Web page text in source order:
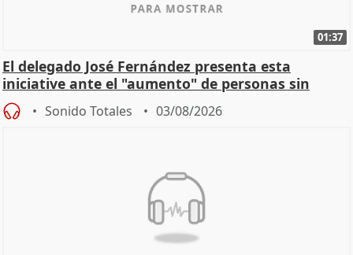
01:37
El delegado José Fernández presenta esta
iniciative ante el "aumento" de personas sin
hogar en Madri
Sonido Totales 03/08/2026